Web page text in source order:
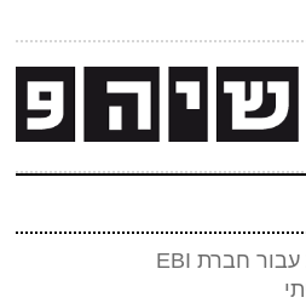
סמליל 25 שנות מצויינות עבור חברת EBI